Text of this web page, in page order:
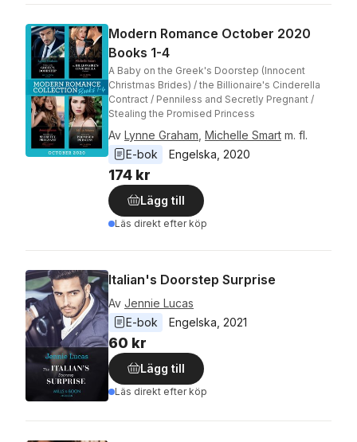
Modern Romance October 2020
Books 1-4
A Baby on the Greek's Doorstep (Innocent
Christmas Brides) / the Billionaire's Cinderella
Contract / Penniless and Secretly Pregnant /
Stealing the Promised Princess
Av Lynne Graham Michelle Smart m. fl.
E-bok
Engelska 2020
174 kr
Lägg till
Läs direkt efter köp
Italian's Doorstep Surprise
Av Jennie Lucas
E-bok
Engelska 2021
60 kr
Lägg till
Läs direkt efter köp